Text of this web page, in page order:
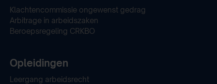
Klachtencommissie ongewenst gedrag
Arbitrage in arbeidszaken
Beroepsregeling CRKBO
Opleidingen
Leergang arbeidsrecht